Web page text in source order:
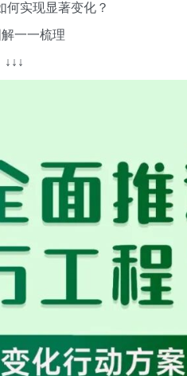
何实现显著变化？
一一梳理
↓↓↓